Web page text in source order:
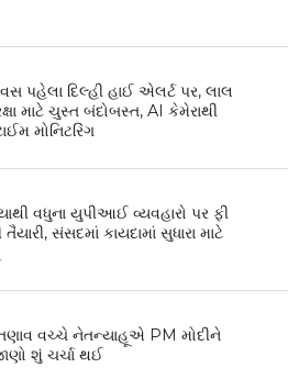
પહેલા દિલ્હી હાઈ એલર્ટ પર, લાલ
માટે ચુસ્ત બંદોબસ્ત, AI કેમેરાથી
મોનિટરિંગ
વધુના યુપીઆઈ વ્યવહારો પર ફી
સંસદમાં કાયદામાં સુધારા માટે
તણાવ વચ્ચે નેતન્યાહૂએ PM મોદીને
શું ચર્ચા થઈ